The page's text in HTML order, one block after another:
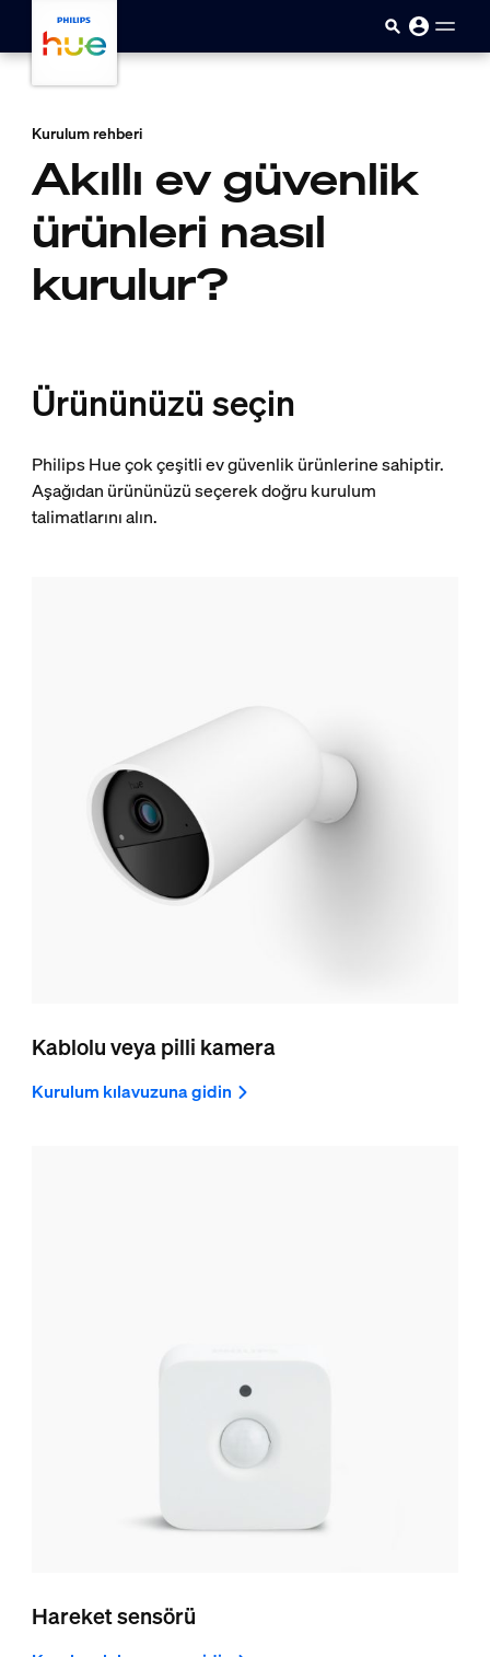
Kurulum rehberi
Akıllı ev güvenlik
ürünleri nasıl
kurulur?
Ürününüzü seçin
Philips Hue çok çeşitli ev güvenlik ürünlerine sahiptir.
Aşağıdan ürününüzü seçerek doğru kurulum
talimatlarını alın.
Kablolu veya pilli kamera
Kurulum kılavuzuna gidin
Hareket sensörü